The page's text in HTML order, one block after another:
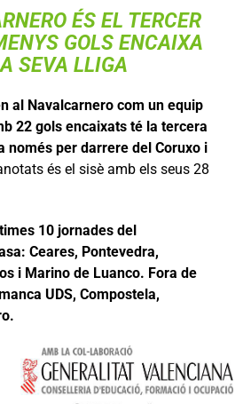
ÉS EL TERCER
GOLS ENCAIXA
SEVA LLIGA
al Navalcarnero com un equip
22 gols encaixats té la tercera
només per darrere del Coruxo i
és el sisè amb els seus 28
10 jornades del
Ceares, Pontevedra,
i Marino de Luanco. Fora de
UDS, Compostela,